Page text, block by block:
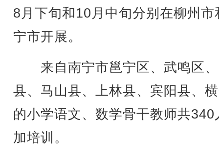
8月下旬和10月中旬分别在柳州市
宁市开展。
来自南宁市邕宁区、武鸣区
县、马山县、上林县、宾阳县、
的小学语文、数学骨干教师共340
加培训。